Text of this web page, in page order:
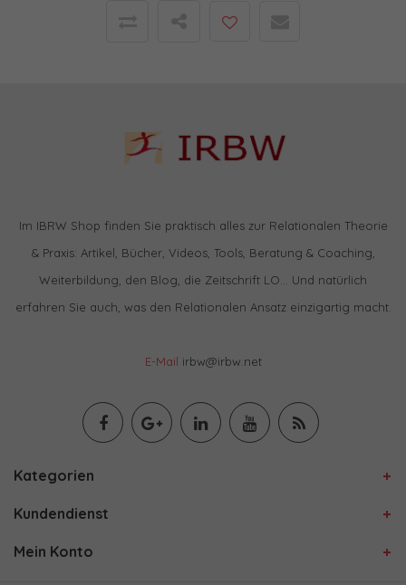
Im IBRW Shop finden Sie praktisch alles zur Relationalen Theorie
& Praxis: Artikel, Bücher, Videos, Tools, Beratung & Coaching,
Weiterbildung, den Blog, die Zeitschrift LO… Und natürlich
erfahren Sie auch, was den Relationalen Ansatz einzigartig macht.
E-Mail irbw@irbw.net
Kategorien
Kundendienst
Mein Konto